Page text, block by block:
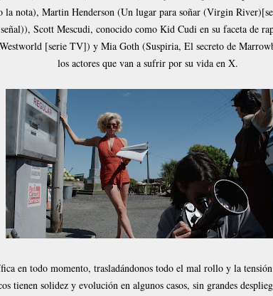
la nota), Martin Henderson (Un lugar para soñar (Virgin
Scott Mescudi, conocido como Kid Cudi en su faceta de
[serie TV]) y Mia Goth (Suspiria, El secreto de
los actores que van a sufrir por su vida en X.
en todo momento, trasladándonos todo el mal rollo y la
tienen solidez y evolución en algunos casos, sin grandes